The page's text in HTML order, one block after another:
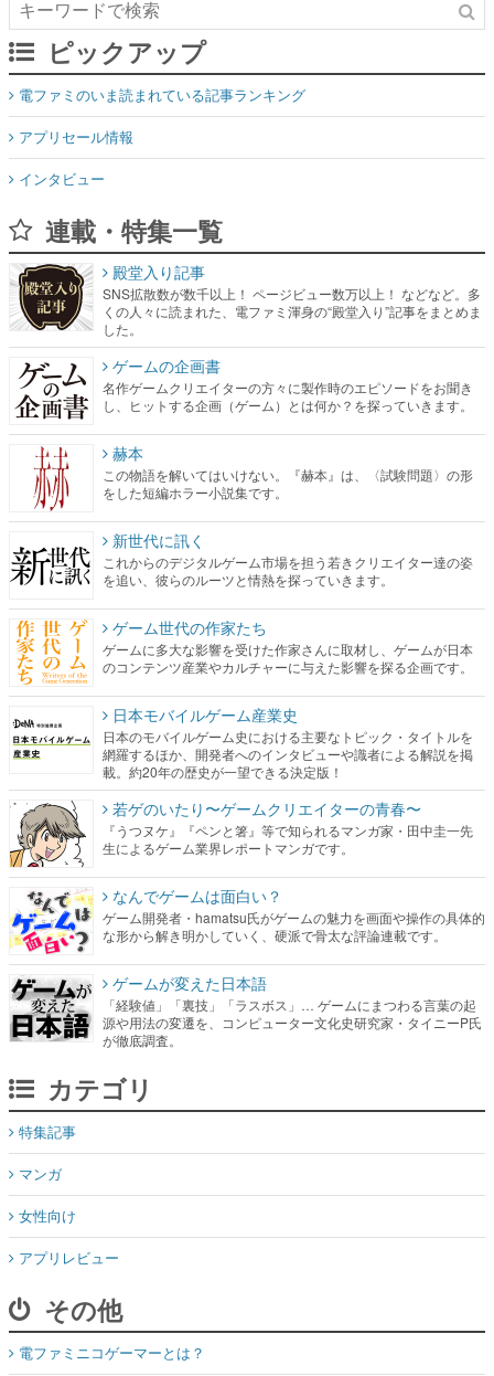
ピックアップ
電ファミのいま読まれている記事ランキング
アプリセール情報
インタビュー
連載・特集一覧
殿堂入り記事
SNS拡散数が数千以上！ ページビュー数万以上！ などなど。多
くの人々に読まれた、電ファミ渾身の“殿堂入り”記事をまとめま
した。
ゲームの企画書
名作ゲームクリエイターの方々に製作時のエピソードをお聞き
し、ヒットする企画（ゲーム）とは何か？を探っていきます。
赫本
この物語を解いてはいけない。『赫本』は、〈試験問題〉の形
をした短編ホラー小説集です。
新世代に訊く
これからのデジタルゲーム市場を担う若きクリエイター達の姿
を追い、彼らのルーツと情熱を探っていきます。
ゲーム世代の作家たち
ゲームに多大な影響を受けた作家さんに取材し、ゲームが日本
のコンテンツ産業やカルチャーに与えた影響を探る企画です。
日本モバイルゲーム産業史
日本のモバイルゲーム史における主要なトピック・タイトルを
網羅するほか、開発者へのインタビューや識者による解説を掲
載。約20年の歴史が一望できる決定版！
若ゲのいたり〜ゲームクリエイターの青春〜
『うつヌケ』『ペンと箸』等で知られるマンガ家・田中圭一先
生によるゲーム業界レポートマンガです。
なんでゲームは面白い？
ゲーム開発者・hamatsu氏がゲームの魅力を画面や操作の具体的
な形から解き明かしていく、硬派で骨太な評論連載です。
ゲームが変えた日本語
「経験値」「裏技」「ラスボス」… ゲームにまつわる言葉の起
源や用法の変遷を、コンピューター文化史研究家・タイニーP氏
が徹底調査。
カテゴリ
特集記事
マンガ
女性向け
アプリレビュー
その他
電ファミニコゲーマーとは？